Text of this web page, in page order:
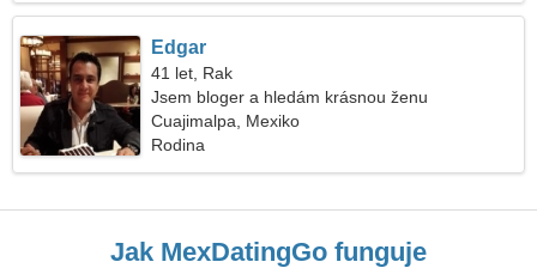
Edgar
41 let, Rak
Jsem bloger a hledám krásnou ženu
Cuajimalpa, Mexiko
Rodina
Jak MexDatingGo funguje